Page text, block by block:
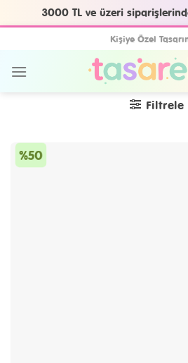
3000 TL ve üzeri
content
Kişiye Özel
Filtrele
%50